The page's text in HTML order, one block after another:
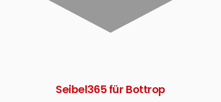
Seibel365 für Bottrop